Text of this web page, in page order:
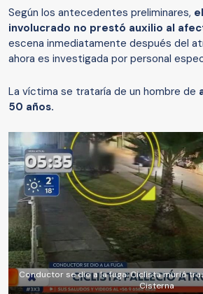
Según los antecedentes preliminares,
involucrado no prestó auxilio al
escena inmediatamente después del
ahora es investigada por personal
La víctima se trataría de un hombre de
50 años.
Conductor se dio a la fuga: Ciclista murió
Cisterna